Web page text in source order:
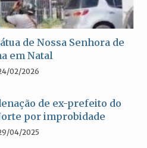
de Nossa Senhora de
em Natal
02/2026
de ex-prefeito do
por improbidade
04/2025